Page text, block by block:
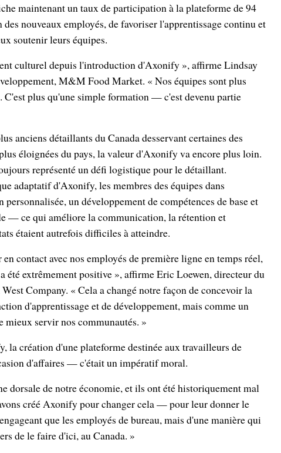
maintenant un taux de participation à la plateforme de 94
nouveaux employés, de favoriser l'apprentissage continu et
soutenir leurs équipes.
culturel depuis l'introduction d'Axonify », affirme Lindsay
M&M Food Market. « Nos équipes sont plus
C'est plus qu'une simple formation — c'est devenu partie
anciens détaillants du Canada desservant certaines des
éloignées du pays, la valeur d'Axonify va encore plus loin.
représenté un défi logistique pour le détaillant.
adaptatif d'Axonify, les membres des équipes dans
un développement de compétences de base et
— ce qui améliore la communication, la rétention et
étaient autrefois difficiles à atteindre.
contact avec nos employés de première ligne en temps réel,
été extrêmement positive », affirme Eric Loewen, directeur du
Company. « Cela a changé notre façon de concevoir la
d'apprentissage et de développement, mais comme un
mieux servir nos communautés. »
la création d'une plateforme destinée aux travailleurs de
d'affaires — c'était un impératif moral.
dorsale de notre économie, et ils ont été historiquement mal
créé Axonify pour changer cela — pour leur donner le
que les employés de bureau, mais d'une manière qui
de le faire d'ici, au Canada. »